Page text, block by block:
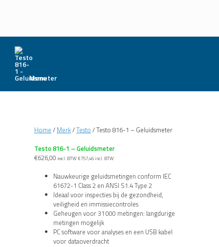
Menu
Home / Merk/Testo / Testo 816-1 – Geluidsmeter
Testo 816-1 – Geluidsmeter
€626,00 excl. BTW €757,46 incl. BTW
Nauwkeurige geluidsmetingen conform IEC
61672-1 Class 2 en ANSI S1.4 Type 2
Ideaal voor inspecties bij de gezondheid,
veiligheid en immissiecontroles
Geheugen voor 31 000 metingen: langdurige
metingen mogelijk
PC software voor analyses en een USB kabel
voor dataoverdracht